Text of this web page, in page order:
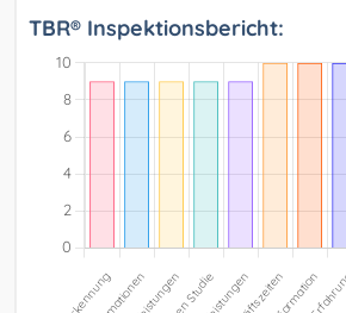
TBR® Inspektionsbericht: